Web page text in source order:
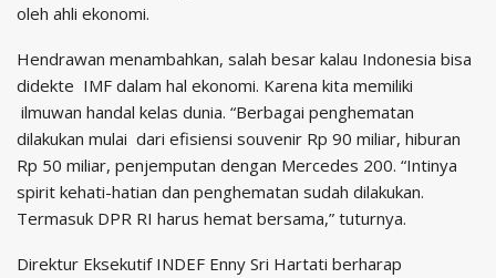
oleh ahli ekonomi.
Hendrawan menambahkan, salah besar kalau Indonesia bisa
didekte IMF dalam hal ekonomi. Karena kita memiliki
ilmuwan handal kelas dunia. “Berbagai penghematan
dilakukan mulai dari efisiensi souvenir Rp 90 miliar, hiburan
Rp 50 miliar, penjemputan dengan Mercedes 200. “Intinya
spirit kehati-hatian dan penghematan sudah dilakukan.
Termasuk DPR RI harus hemat bersama,” tuturnya.
Direktur Eksekutif INDEF Enny Sri Hartati berharap